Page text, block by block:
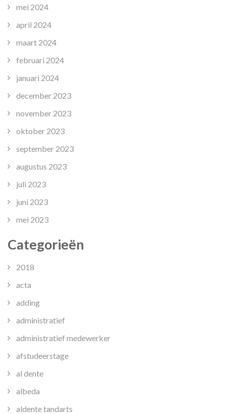
mei 2024
april 2024
maart 2024
februari 2024
januari 2024
december 2023
november 2023
oktober 2023
september 2023
augustus 2023
juli 2023
juni 2023
mei 2023
Categorieën
2018
acta
adding
administratief
administratief medewerker
afstudeerstage
al dente
albeda
aldente tandarts